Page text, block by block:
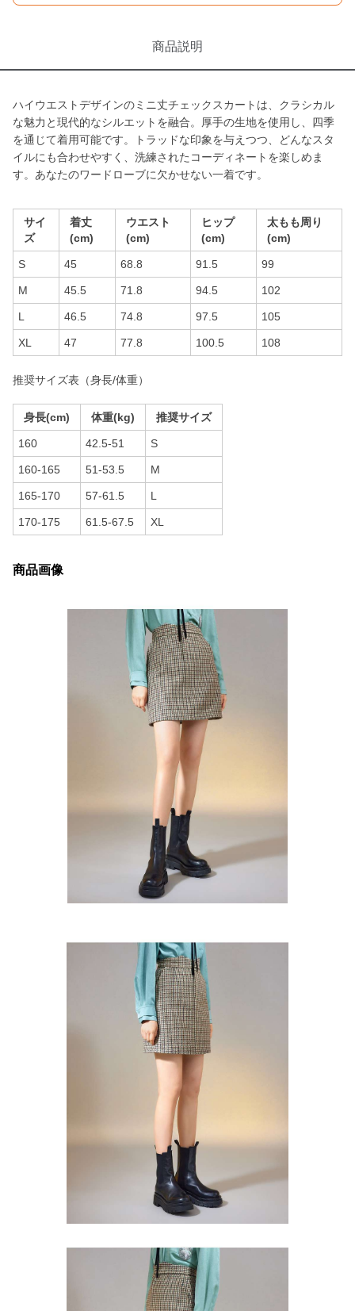
商品説明
ハイウエストデザインのミニ丈チェックスカートは、クラシカル
な魅力と現代的なシルエットを融合。厚手の生地を使用し、四季
を通じて着用可能です。トラッドな印象を与えつつ、どんなスタ
イルにも合わせやすく、洗練されたコーディネートを楽しめま
す。あなたのワードローブに欠かせない一着です。
サイ
ズ
着丈
(cm)
ウエスト
(cm)
ヒップ
(cm)
太もも周り
(cm)
S 45 68.8 91.5 99
M 45.5 71.8 94.5 102
L 46.5 74.8 97.5 105
XL 47 77.8 100.5 108
推奨サイズ表（身長/体重）
身長(cm) 体重(kg) 推奨サイズ
160 42.5-51 S
160-165 51-53.5 M
165-170 57-61.5 L
170-175 61.5-67.5 XL
商品画像